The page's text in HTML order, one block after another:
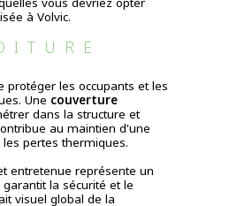
à Volvic.
les occupants et les
Une couverture
dans la structure et
au maintien d'une
pertes thermiques.
entretenue représente un
la sécurité et le
visuel global de la